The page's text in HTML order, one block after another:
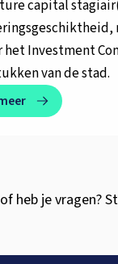
capital
het Investment
van de stad.
heb je vragen?